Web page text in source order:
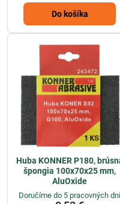
Do košíka
Huba KONNER P180,
špongia 100x70x25 mm,
AluOxide
Doručíme do 5 pracovných dní